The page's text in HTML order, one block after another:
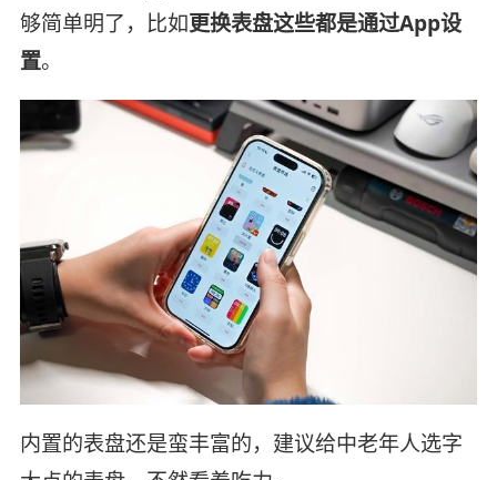
够简单明了，比如更换表盘这些都是通过App设
置。
内置的表盘还是蛮丰富的，建议给中老年人选字